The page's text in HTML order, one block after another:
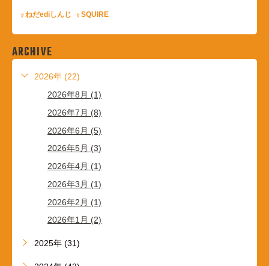
ねだediしんじ SQUIRE
ARCHIVE
2026年 (22)
2026年8月 (1)
2026年7月 (8)
2026年6月 (5)
2026年5月 (3)
2026年4月 (1)
2026年3月 (1)
2026年2月 (1)
2026年1月 (2)
2025年 (31)